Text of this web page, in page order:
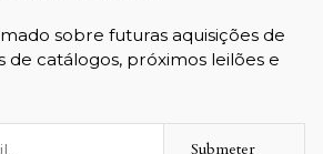
sobre futuras aquisições de
de catálogos, próximos leilões e
Submeter